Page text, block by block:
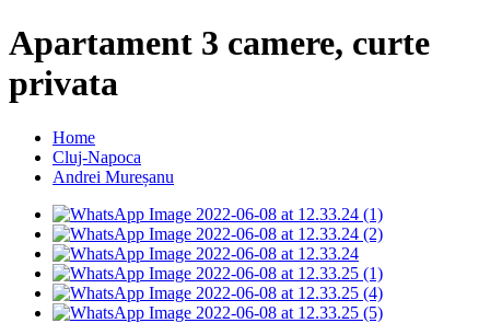
Apartament 3 camere, curte
privata
Home
Cluj-Napoca
Andrei Mureșanu